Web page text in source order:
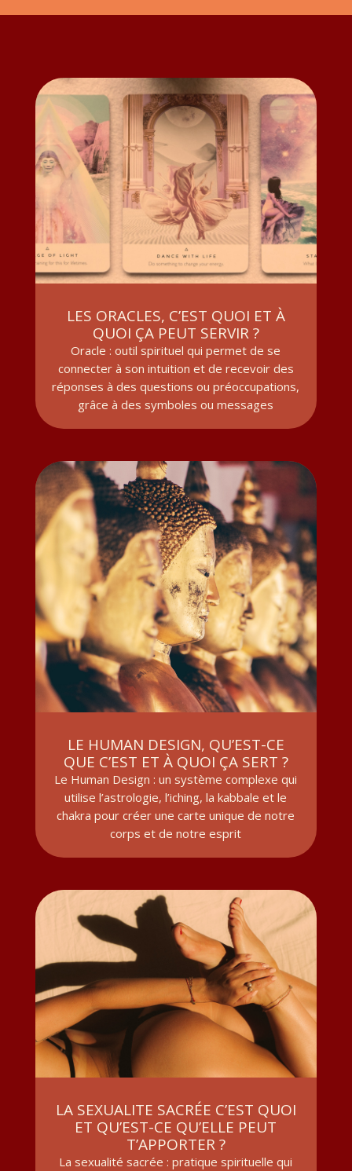
LES ORACLES, C’EST QUOI ET À
QUOI ÇA PEUT SERVIR ?
Oracle : outil spirituel qui permet de se
connecter à son intuition et de recevoir des
réponses à des questions ou préoccupations,
grâce à des symboles ou messages
LE HUMAN DESIGN, QU’EST-CE
QUE C’EST ET À QUOI ÇA SERT ?
Le Human Design : un système complexe qui
utilise l’astrologie, l’iching, la kabbale et le
chakra pour créer une carte unique de notre
corps et de notre esprit
LA SEXUALITE SACRÉE C’EST QUOI
ET QU’EST-CE QU’ELLE PEUT
T’APPORTER ?
La sexualité sacrée : pratique spirituelle qui